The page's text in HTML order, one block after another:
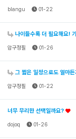
blangu 01-22
나이들수록 더 필요해요!
압구정필 01-26
그 짧은 일정으로도 얼마
압구정필 01-22
너무 무리한 선택일까요?
dojoq 01-26